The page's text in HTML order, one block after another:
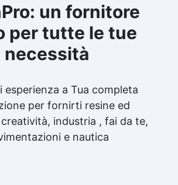
un fornitore
per tutte le tue
necessità
esperienza a Tua completa
per fornirti resine ed
industria , fai da te,
e nautica